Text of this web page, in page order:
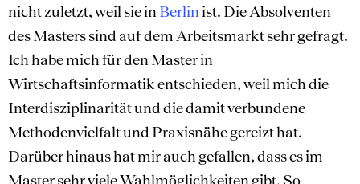
nicht zuletzt, weil sie in Berlinist. Die Absolventen
des Masters sind auf dem Arbeitsmarkt sehr gefragt.
Ich habe mich für den Master in
Wirtschaftsinformatik entschieden, weil mich die
Interdisziplinarität und die damit verbundene
Methodenvielfalt und Praxisnähe gereizt hat.
Darüber hinaus hat mir auch gefallen, dass es im
Master sehr viele Wahlmöglichkeiten gibt. So